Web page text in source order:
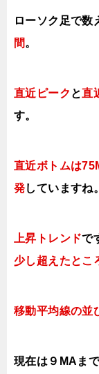
ローソク足で数
間。
直近ピーク と直
す。
直近ボトムは
発していますね。
上昇トレンドで
少し超えたとこ
移動平均線の並
現在は９MAま